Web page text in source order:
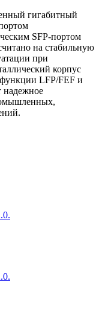
гигабитный
SFP-портом
на стабильную
при
корпус
LFP/FEF и
надежное